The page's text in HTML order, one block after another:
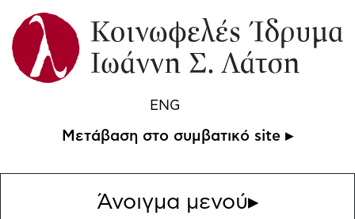
ENG
Μετάβαση στο συμβατικό site ▸
Άνοιγμα μενού▸